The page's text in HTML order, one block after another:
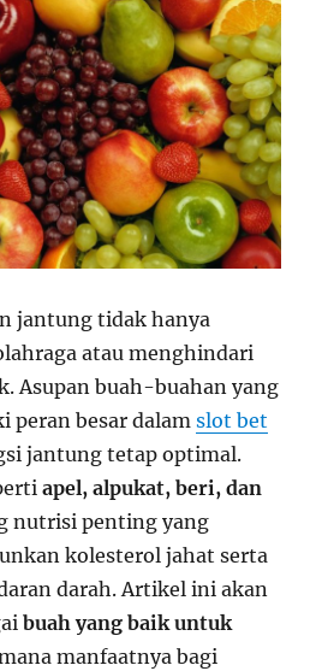
jantung tidak hanya
atau menghindari
Asupan buah-buahan yang
peran besar dalamslot bet
jantung tetap optimal.
apel, alpukat, beri, dan
nutrisi penting yang
kolesterol jahat serta
darah. Artikel ini akan
buah yang baik untuk
manfaatnya bagi